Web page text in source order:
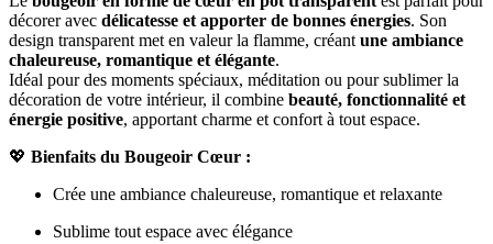
décorer avec délicatesse et apporter de bonnes énergies. Son
design transparent met en valeur la flamme, créant une ambiance
chaleureuse, romantique et élégante.
Idéal pour des moments spéciaux, méditation ou pour sublimer la
décoration de votre intérieur, il combine beauté, fonctionnalité et
énergie positive, apportant charme et confort à tout espace.
💖 Bienfaits du Bougeoir Cœur :
Crée une ambiance chaleureuse, romantique et relaxante
Sublime tout espace avec élégance